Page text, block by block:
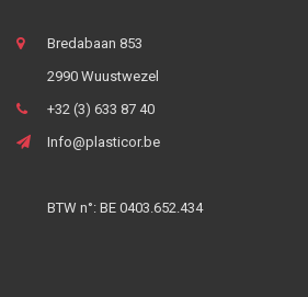
Bredabaan 853
2990 Wuustwezel
+32 (3) 633 87 40
Info@plasticor.be
BTW n°: BE 0403.652.434